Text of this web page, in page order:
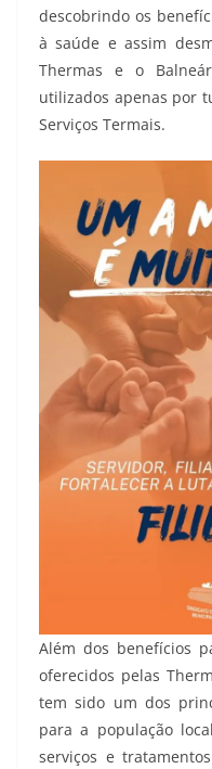
descobrindo os
à saúde e assim
Thermas e o
utilizados apenas por
Serviços Termais.
Além dos benefícios
oferecidos pelas
tem sido um dos
para a população
serviços e